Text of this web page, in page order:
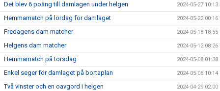
Det blev 6 poäng till damlagen under helgen 2024-05-27 10:13
Hemmamatch på lördag för damlaget 2024-05-22 00:16
Fredagens dam matcher 2024-05-18 18:55
Helgens dam matcher 2024-05-12 08:26
Hemmamatch på torsdag 2024-05-08 01:38
Enkel seger för damlaget på bortaplan 2024-05-06 10:14
Två vinster och en oavgord i helgen 2024-04-29 02:00